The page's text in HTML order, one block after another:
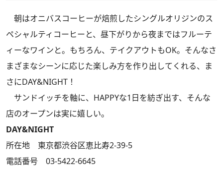
朝はオニバスコーヒーが焙煎したシングルオリジンのス
ペシャルティコーヒーと、昼下がりから夜まではフルーテ
ィーなワインと。もちろん、テイクアウトもOK。そんなさ
まざまなシーンに応じた楽しみ方を作り出してくれる、ま
さにDAY&NIGHT！
サンドイッチを軸に、HAPPYな1日を紡ぎ出す、そんな
店のオープンは実に嬉しい。
DAY&NIGHT
所在地 東京都渋谷区恵比寿2-39-5
電話番号 03-5422-6645